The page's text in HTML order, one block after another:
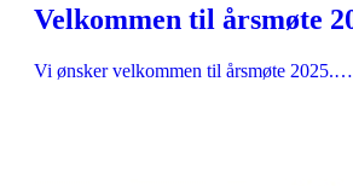
Velkommen til årsmøte
Vi ønsker velkommen til årsmøte 2025.…